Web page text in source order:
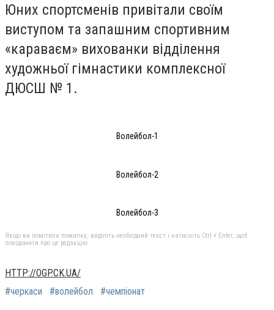
Юних спортсменів привітали своїм
виступом та запашним спортивним
«караваєм» вихованки відділення
художньої гімнастики комплексної
ДЮСШ № 1.
Волейбол-1
Волейбол-2
Волейбол-3
Якщо ви помітили помилку, виділіть необхідний текст і натисніть Ctrl + Enter, щоб
повідомити про це редакцію
HTTP://OGP.CK.UA/
#черкаси
#волейбол #чемпіонат